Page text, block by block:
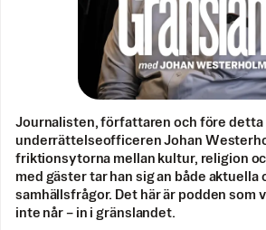
Journalisten, författaren och före detta
underrättelseofficeren Johan
friktionsytorna mellan kultur, religion
med gäster tar han sig an både aktuella
samhällsfrågor. Det här är podden som
inte når – in i gränslandet.